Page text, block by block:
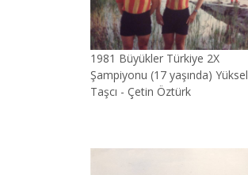
1981 Büyükler Türkiye 2X
Şampiyonu (17 yaşında) Yüksel
Taşcı - Çetin Öztürk